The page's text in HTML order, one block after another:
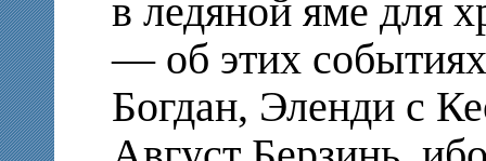
в ледяной яме для
— об этих
Богдан, Эленди с